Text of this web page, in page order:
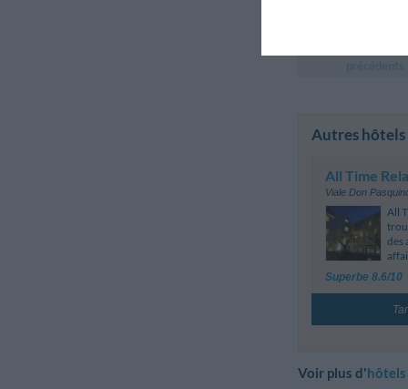
Autres
All Time
Viale Don
All
des
Superbe 8.6/10
Voir plus d'